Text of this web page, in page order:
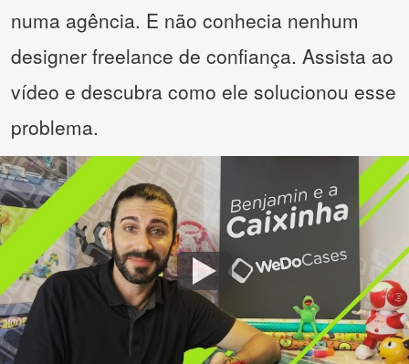
numa agência. E não conhecia nenhum
designer freelance de confiança. Assista ao
vídeo e descubra como ele solucionou esse
problema.